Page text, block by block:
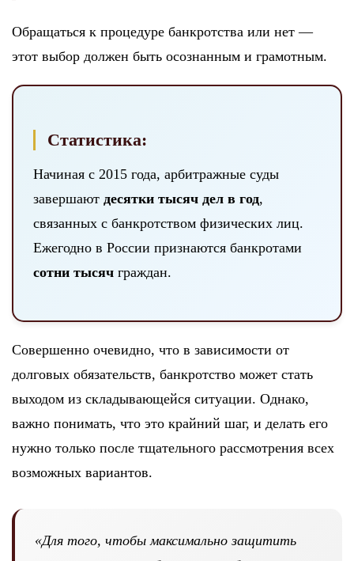
Обращаться к процедуре банкротства или нет —
этот выбор должен быть осознанным и грамотным.
Статистика:
Начиная с 2015 года, арбитражные суды
завершают десятки тысяч дел в год,
связанных с банкротством физических лиц.
Ежегодно в России признаются банкротами
сотни тысяч граждан.
Совершенно очевидно, что в зависимости от
долговых обязательств, банкротство может стать
выходом из складывающейся ситуации. Однако,
важно понимать, что это крайний шаг, и делать его
нужно только после тщательного рассмотрения всех
возможных вариантов.
«Для того, чтобы максимально защитить